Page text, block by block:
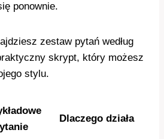
ponownie.
zestaw pytań według
skrypt, który możesz
stylu.
Dlaczego działa